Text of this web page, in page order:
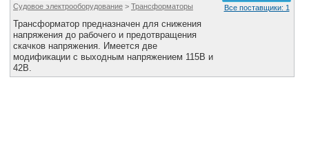
Судовое электрооборудование > Трансформаторы
Трансформатор предназначен для снижения
напряжения до рабочего и предотвращения
скачков напряжения. Имеется две
модификации с выходным напряжением 115В и
42В.
Все поставщики: 1